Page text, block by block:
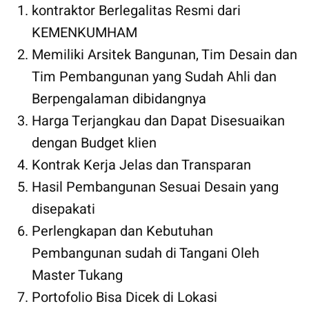
kontraktor Berlegalitas Resmi dari
KEMENKUMHAM
Memiliki Arsitek Bangunan, Tim Desain dan
Tim Pembangunan yang Sudah Ahli dan
Berpengalaman dibidangnya
Harga Terjangkau dan Dapat Disesuaikan
dengan Budget klien
Kontrak Kerja Jelas dan Transparan
Hasil Pembangunan Sesuai Desain yang
disepakati
Perlengkapan dan Kebutuhan
Pembangunan sudah di Tangani Oleh
Master Tukang
Portofolio Bisa Dicek di Lokasi